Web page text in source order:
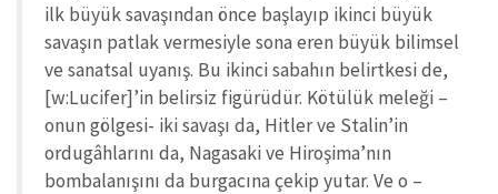
ilk büyük savaşından önce başlayıp ikinci büyük
savaşın patlak vermesiyle sona eren büyük bilimsel
ve sanatsal uyanış. Bu ikinci sabahın belirtkesi de,
[w:Lucifer]’in belirsiz figürüdür. Kötülük meleği –
onun gölgesi- iki savaşı da, Hitler ve Stalin’in
ordugâhlarını da, Nagasaki ve Hiroşima’nın
bombalanışını da burgacına çekip yutar. Ve o –